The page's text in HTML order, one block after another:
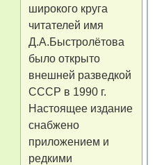
широкого круга
читателей имя
Д.А.Быстролётова
было открыто
внешней разведкой
СССР в 1990 г.
Настоящее издание
снабжено
приложением и
редкими